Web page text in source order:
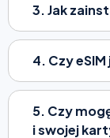
3. Jak
4. Czy
5. Czy
i swojej